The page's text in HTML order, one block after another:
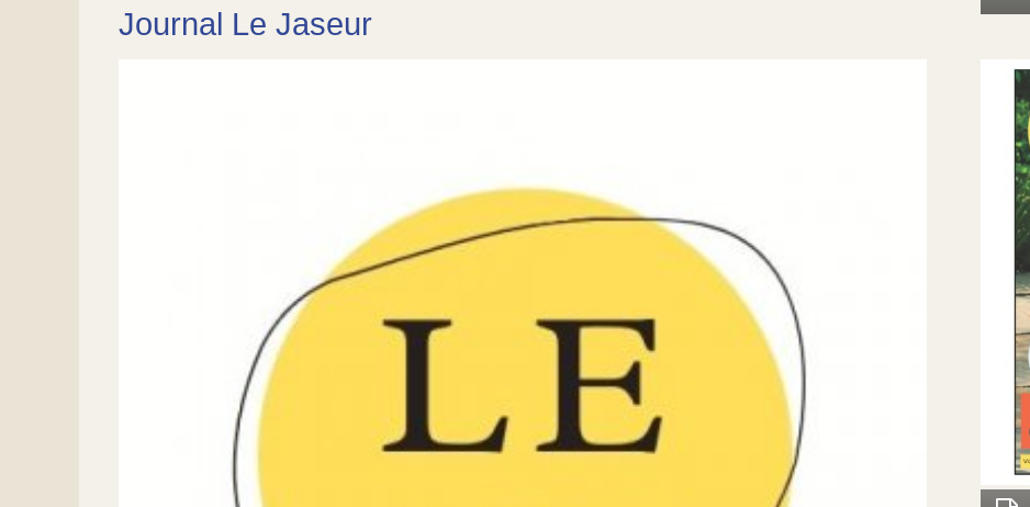
Journal Le Jaseur